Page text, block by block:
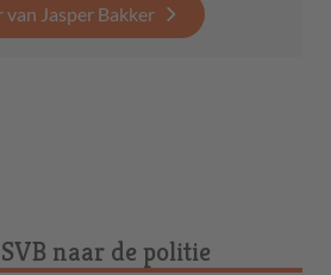
van Jasper Bakker
naar de politie